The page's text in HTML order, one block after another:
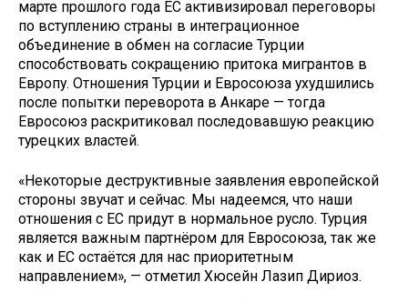
марте прошлого года ЕС активизировал переговоры
по вступлению страны в интеграционное
объединение в обмен на согласие Турции
способствовать сокращению притока мигрантов в
Европу. Отношения Турции и Евросоюза ухудшились
после попытки переворота в Анкаре — тогда
Евросоюз раскритиковал последовавшую реакцию
турецких властей.
«Некоторые деструктивные заявления европейской
стороны звучат и сейчас. Мы надеемся, что наши
отношения с ЕС придут в нормальное русло. Турция
является важным партнёром для Евросоюза, так же
как и ЕС остаётся для нас приоритетным
направлением», — отметил Хюсейн Лазип Дириоз.